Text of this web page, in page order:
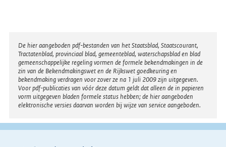
Disclaimer
De hier aangeboden pdf-bestanden van het Staatsblad, Staatscourant,
Tractatenblad, provinciaal blad, gemeenteblad, waterschapsblad en blad
gemeenschappelijke regeling vormen de formele bekendmakingen in de
zin van de Bekendmakingswet en de Rijkswet goedkeuring en
bekendmaking verdragen voor zover ze na 1 juli 2009 zijn uitgegeven.
Voor pdf-publicaties van vóór deze datum geldt dat alleen de in papieren
vorm uitgegeven bladen formele status hebben; de hier aangeboden
elektronische versies daarvan worden bij wijze van service aangeboden.